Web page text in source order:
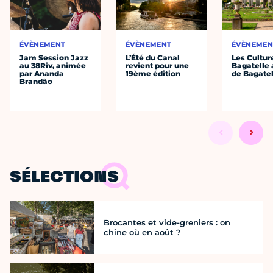
ÉVÈNEMENT
Jam Session Jazz
au 38Riv, animée
par Ananda
Brandão
ÉVÈNEMENT
L’Été du Canal
revient pour une
19ème édition
Les
Bagatelle
de
SÉLECTIONS
Brocantes et vide-greniers : on
chine où en août ?